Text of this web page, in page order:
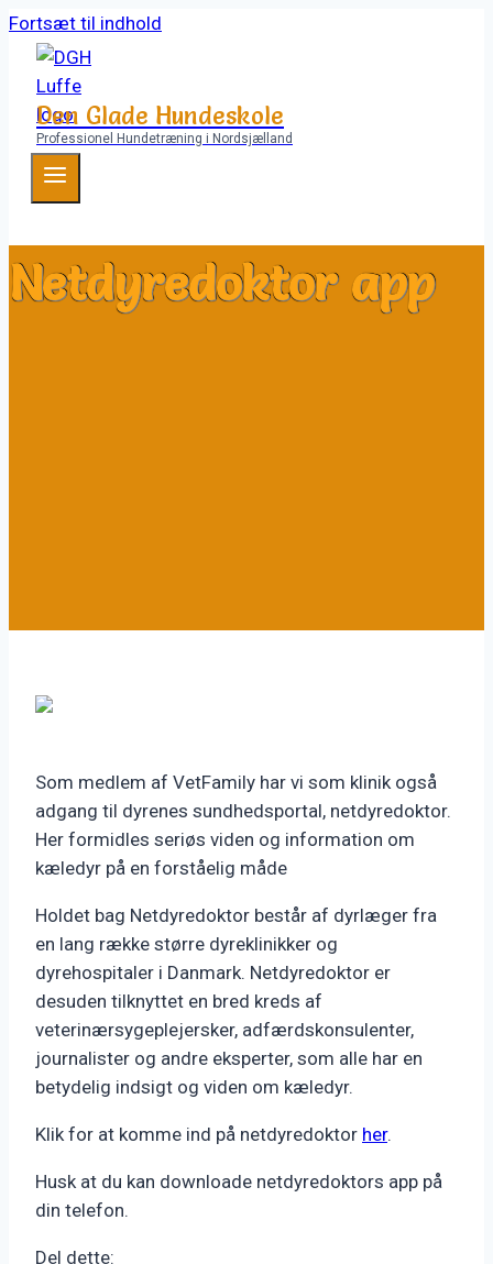
Fortsæt til indhold
Den Glade Hundeskole
Professionel Hundetræning i Nordsjælland
Netdyredoktor app
Som medlem af VetFamily har vi som klinik også
adgang til dyrenes sundhedsportal, netdyredoktor.
Her formidles seriøs viden og information om
kæledyr på en forståelig måde
Holdet bag Netdyredoktor består af dyrlæger fra
en lang række større dyreklinikker og
dyrehospitaler i Danmark. Netdyredoktor er
desuden tilknyttet en bred kreds af
veterinærsygeplejersker, adfærdskonsulenter,
journalister og andre eksperter, som alle har en
betydelig indsigt og viden om kæledyr.
Klik for at komme ind på netdyredoktor her.
Husk at du kan downloade netdyredoktors app på
din telefon.
Del dette: